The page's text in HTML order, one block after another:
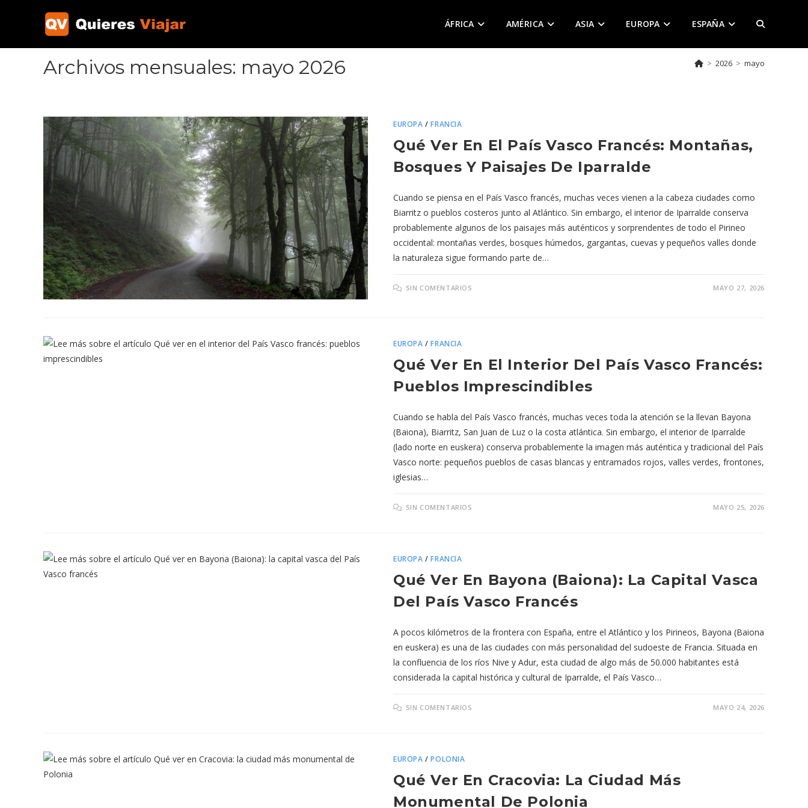
ÁFRICA AMÉRICA ASIA EUROPA ESPAÑA ALTERNAR
BÚSQUEDA
Archivos mensuales: mayo 2026 > 2026 > mayo
EUROPA /FRANCIA
Qué Ver En El País Vasco Francés: Montañas,
Bosques Y Paisajes De Iparralde
Cuando se piensa en el País Vasco francés, muchas veces vienen a la cabeza ciudades como
Biarritz o pueblos costeros junto al Atlántico. Sin embargo, el interior de Iparralde conserva
probablemente algunos de los paisajes más auténticos y sorprendentes de todo el Pirineo
occidental: montañas verdes, bosques húmedos, gargantas, cuevas y pequeños valles donde
la naturaleza sigue formando parte de…
SIN COMENTARIOS MAYO 27, 2026
EUROPA /FRANCIA
Qué Ver En El Interior Del País Vasco Francés:
Pueblos Imprescindibles
Cuando se habla del País Vasco francés, muchas veces toda la atención se la llevan Bayona
(Baiona), Biarritz, San Juan de Luz o la costa atlántica. Sin embargo, el interior de Iparralde
(lado norte en euskera) conserva probablemente la imagen más auténtica y tradicional del País
Vasco norte: pequeños pueblos de casas blancas y entramados rojos, valles verdes, frontones,
iglesias…
SIN COMENTARIOS MAYO 25, 2026
EUROPA /FRANCIA
Qué Ver En Bayona (Baiona): La Capital Vasca
Del País Vasco Francés
A pocos kilómetros de la frontera con España, entre el Atlántico y los Pirineos, Bayona (Baiona
en euskera) es una de las ciudades con más personalidad del sudoeste de Francia. Situada en
la confluencia de los ríos Nive y Adur, esta ciudad de algo más de 50.000 habitantes está
considerada la capital histórica y cultural de Iparralde, el País Vasco…
SIN COMENTARIOS MAYO 24, 2026
EUROPA /POLONIA
Qué Ver En Cracovia: La Ciudad Más
Monumental De Polonia